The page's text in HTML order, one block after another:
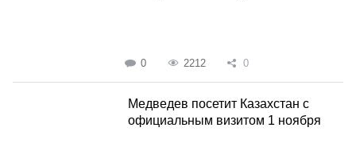
0 2212 0
Медведев посетит Казахстан с
официальным визитом 1 ноября